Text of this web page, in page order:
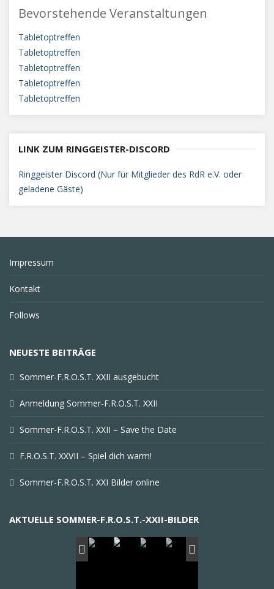
Bevorstehende Veranstaltungen
Tabletoptreffen
Tabletoptreffen
Tabletoptreffen
Tabletoptreffen
Tabletoptreffen
LINK ZUM RINGGEISTER-DISCORD
Ringgeister Discord (Nur für Mitglieder des RdR e.V. oder
geladene Gäste)
Impressum
Kontakt
Follows
NEUESTE BEITRÄGE
Sommer-F.R.O.S.T. XXII ausgebucht
Anmeldung Sommer-F.R.O.S.T. XXII
Sommer-F.R.O.S.T. XXII – Save the Date
F.R.O.S.T. XXVII – Spiel dich warm!
Sommer-F.R.O.S.T. XXI Bilder online
AKTUELLE SOMMER-F.R.O.S.T.-XXII-BILDER